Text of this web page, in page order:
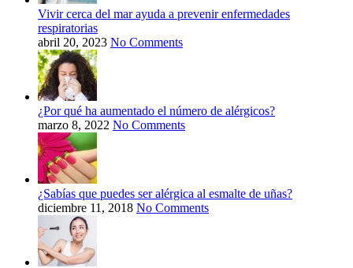
Vivir cerca del mar ayuda a prevenir enfermedades
respiratorias
abril 20, 2023 No Comments
¿Por qué ha aumentado el número de alérgicos?
marzo 8, 2022 No Comments
¿Sabías que puedes ser alérgica al esmalte de uñas?
diciembre 11, 2018 No Comments